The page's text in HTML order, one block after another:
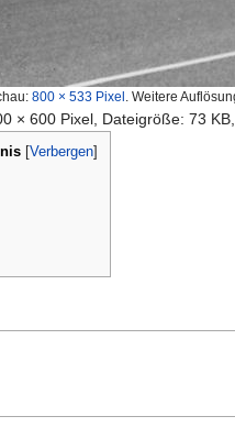
800 × 533 Pixel Weitere
× 600 Pixel, Dateigröße: 73
[Verbergen]